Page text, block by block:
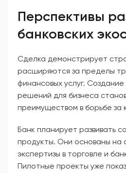
Перспективы
банковских
Сделка демонстрирует
расширяются за пределы
финансовых услуг.
решений для бизнеса
преимуществом в борьбе за
Банк планирует развивать
продукты. Они основаны на
экспертизы в торговле и
Пилотные проекты уже